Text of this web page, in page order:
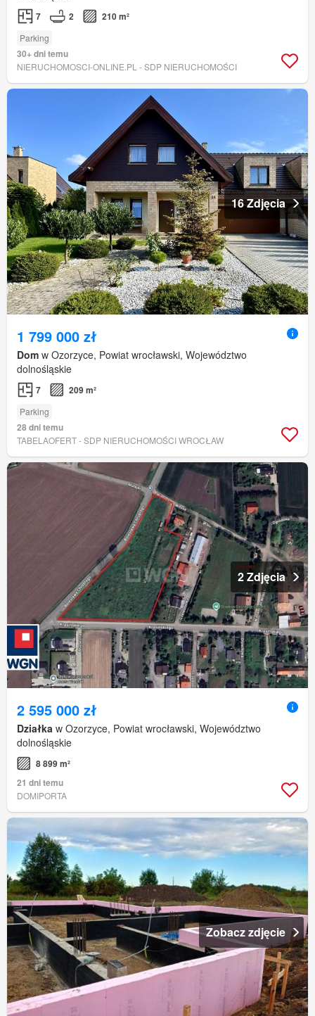
7 2 210 m²
Parking
30+ dni temu
NIERUCHOMOSCI-ONLINE.PL - SDP NIERUCHOMOŚCI
16 Zdjęcia
1 799 000 zł
Dom w Ozorzyce, Powiat wrocławski, Województwo
dolnośląskie
7 209 m²
Parking
28 dni temu
TABELAOFERT - SDP NIERUCHOMOŚCI WROCŁAW
2 Zdjęcia
2 595 000 zł
Działka w Ozorzyce, Powiat wrocławski, Województwo
dolnośląskie
8 899 m²
21 dni temu
DOMIPORTA
Zobacz zdjęcie